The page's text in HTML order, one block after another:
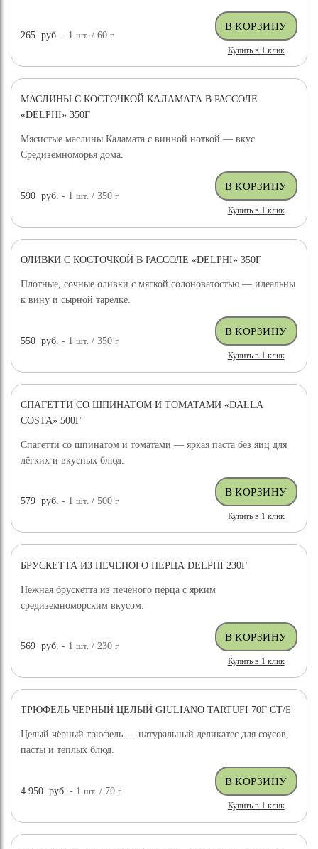
265 руб. - 1шт. / 60г
Купить в 1 клик
МАСЛИНЫ С КОСТОЧКОЙ КАЛАМАТА В РАССОЛЕ
«DELPHI» 350Г
Мясистые маслины Каламата с винной ноткой — вкус
Средиземноморья дома.
590 руб. - 1шт. / 350г
Купить в 1 клик
ОЛИВКИ С КОСТОЧКОЙ В РАССОЛЕ «DELPHI» 350Г
Плотные, сочные оливки с мягкой солоноватостью — идеальны
к вину и сырной тарелке.
550 руб. - 1шт. / 350г
Купить в 1 клик
СПАГЕТТИ СО ШПИНАТОМ И ТОМАТАМИ «DALLA
COSTA» 500Г
Спагетти со шпинатом и томатами — яркая паста без яиц для
лёгких и вкусных блюд.
579 руб. - 1шт. / 500г
Купить в 1 клик
БРУСКЕТТА ИЗ ПЕЧЕНОГО ПЕРЦА DELPHI 230Г
Нежная брускетта из печёного перца с ярким
средиземноморским вкусом.
569 руб. - 1шт. / 230г
Купить в 1 клик
ДОСТАВКА БЕСПЛАТНО
ТРЮФЕЛЬ ЧЕРНЫЙ ЦЕЛЫЙ GIULIANO TARTUFI 70Г СТ/Б
Целый чёрный трюфель — натуральный деликатес для соусов,
пасты и тёплых блюд.
4 950 руб. - 1шт. / 70г
Купить в 1 клик